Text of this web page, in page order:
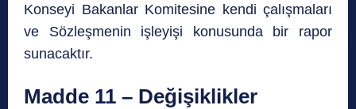
Konseyi Bakanlar Komitesine kendi çalışmaları
ve Sözleşmenin işleyişi konusunda bir rapor
sunacaktır.
Madde 11 – Değişiklikler